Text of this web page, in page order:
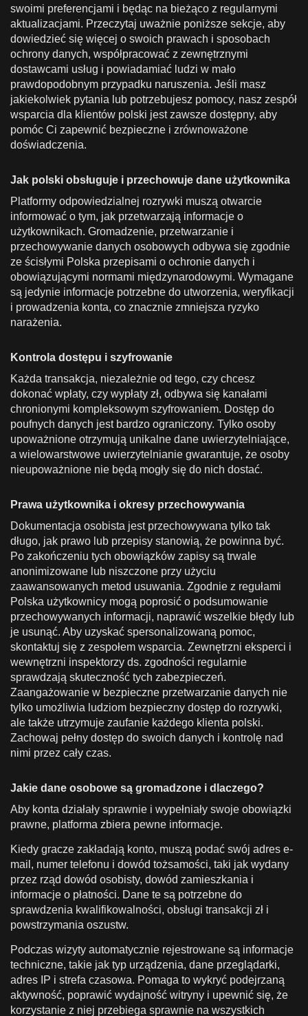
swoimi preferencjami i będąc na bieżąco z regularnymi
aktualizacjami. Przeczytaj uważnie poniższe sekcje, aby
dowiedzieć się więcej o swoich prawach i sposobach
ochrony danych, współpracować z zewnętrznymi
dostawcami usług i powiadamiać ludzi w mało
prawdopodobnym przypadku naruszenia. Jeśli masz
jakiekolwiek pytania lub potrzebujesz pomocy, nasz zespół
wsparcia dla klientów polski jest zawsze dostępny, aby
pomóc Ci zapewnić bezpieczne i zrównoważone
doświadczenia.
Jak polski obsługuje i przechowuje dane użytkownika
Platformy odpowiedzialnej rozrywki muszą otwarcie
informować o tym, jak przetwarzają informacje o
użytkownikach. Gromadzenie, przetwarzanie i
przechowywanie danych osobowych odbywa się zgodnie
ze ścisłymi Polska przepisami o ochronie danych i
obowiązującymi normami międzynarodowymi. Wymagane
są jedynie informacje potrzebne do utworzenia, weryfikacji
i prowadzenia konta, co znacznie zmniejsza ryzyko
narażenia.
Kontrola dostępu i szyfrowanie
Każda transakcja, niezależnie od tego, czy chcesz
dokonać wpłaty, czy wypłaty zł, odbywa się kanałami
chronionymi kompleksowym szyfrowaniem. Dostęp do
poufnych danych jest bardzo ograniczony. Tylko osoby
upoważnione otrzymują unikalne dane uwierzytelniające,
a wielowarstwowe uwierzytelnianie gwarantuje, że osoby
nieupoważnione nie będą mogły się do nich dostać.
Prawa użytkownika i okresy przechowywania
Dokumentacja osobista jest przechowywana tylko tak
długo, jak prawo lub przepisy stanowią, że powinna być.
Po zakończeniu tych obowiązków zapisy są trwale
anonimizowane lub niszczone przy użyciu
zaawansowanych metod usuwania. Zgodnie z regułami
Polska użytkownicy mogą poprosić o podsumowanie
przechowywanych informacji, naprawić wszelkie błędy lub
je usunąć. Aby uzyskać spersonalizowaną pomoc,
skontaktuj się z zespołem wsparcia. Zewnętrzni eksperci i
wewnętrzni inspektorzy ds. zgodności regularnie
sprawdzają skuteczność tych zabezpieczeń.
Zaangażowanie w bezpieczne przetwarzanie danych nie
tylko umożliwia ludziom bezpieczny dostęp do rozrywki,
ale także utrzymuje zaufanie każdego klienta polski.
Zachowaj pełny dostęp do swoich danych i kontrolę nad
nimi przez cały czas.
Jakie dane osobowe są gromadzone i dlaczego?
Aby konta działały sprawnie i wypełniały swoje obowiązki
prawne, platforma zbiera pewne informacje.
Kiedy gracze zakładają konto, muszą podać swój adres e-
mail, numer telefonu i dowód tożsamości, taki jak wydany
przez rząd dowód osobisty, dowód zamieszkania i
informacje o płatności. Dane te są potrzebne do
sprawdzenia kwalifikowalności, obsługi transakcji zł i
powstrzymania oszustw.
Podczas wizyty automatycznie rejestrowane są informacje
techniczne, takie jak typ urządzenia, dane przeglądarki,
adres IP i strefa czasowa. Pomaga to wykryć podejrzaną
aktywność, poprawić wydajność witryny i upewnić się, że
korzystanie z niej przebiega sprawnie na wszystkich